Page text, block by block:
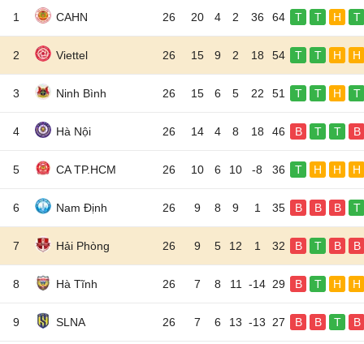
1 CAHN 26 20 4 2 36 64 T T H T
2 Viettel 26 15 9 2 18 54 T T H H
3 Ninh Bình 26 15 6 5 22 51 T T H T
4 Hà Nội 26 14 4 8 18 46 B T T B
5 CA TP.HCM 26 10 6 10 -8 36 T H H H
6 Nam Định 26 9 8 9 1 35 B B B T
7 Hải Phòng 26 9 5 12 1 32 B T B B
8 Hà Tĩnh 26 7 8 11 -14 29 B T H H
9 SLNA 26 7 6 13 -13 27 B B T B